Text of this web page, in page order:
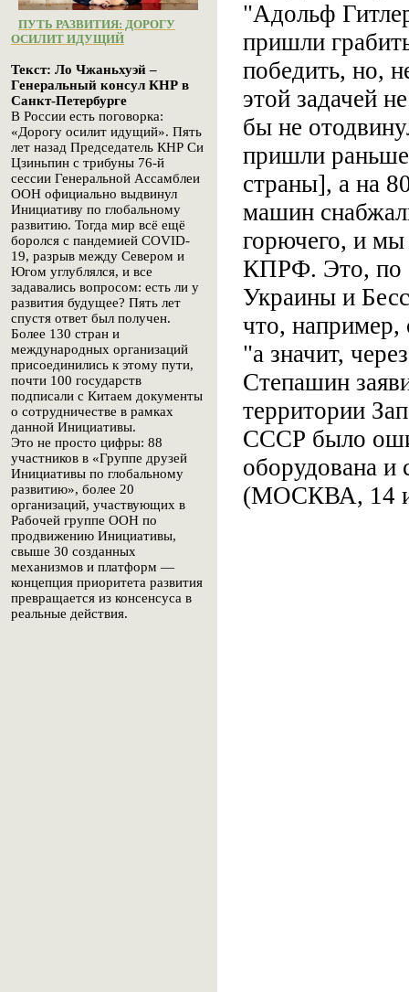
ПУТЬ РАЗВИТИЯ: ДОРОГУ
ОСИЛИТ ИДУЩИЙ
Текст: Ло Чжаньхуэй –
Генеральный консул КНР в
Санкт-Петербурге
В России есть поговорка:
«Дорогу осилит идущий». Пять
лет назад Председатель КНР Си
Цзиньпин с трибуны 76-й
сессии Генеральной Ассамблеи
ООН официально выдвинул
Инициативу по глобальному
развитию. Тогда мир всё ещё
боролся с пандемией COVID-
19, разрыв между Севером и
Югом углублялся, и все
задавались вопросом: есть ли у
развития будущее? Пять лет
спустя ответ был получен.
Более 130 стран и
международных организаций
присоединились к этому пути,
почти 100 государств
подписали с Китаем документы
о сотрудничестве в рамках
данной Инициативы.
Это не просто цифры: 88
участников в «Группе друзей
Инициативы по глобальному
развитию», более 20
организаций, участвующих в
Рабочей группе ООН по
продвижению Инициативы,
свыше 30 созданных
механизмов и платформ —
концепция приоритета развития
превращается из консенсуса в
реальные действия.
"Адольф
пришли
победить, но,
этой задачей
бы не
пришли
страны], а на
машин
горючего, и мы
КПРФ. Это, по
Украины и
что, например,
"а значит,
Степашин
территории
СССР было
оборудована и
(МОСКВА, 14